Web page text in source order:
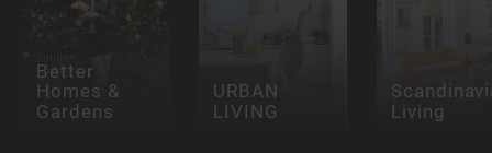
Better
Homes &
Gardens
URBAN
LIVING Living